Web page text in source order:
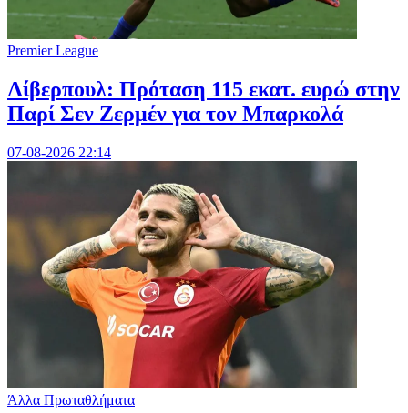
Premier League
Λίβερπουλ: Πρόταση 115 εκατ. ευρώ στην
Παρί Σεν Ζερμέν για τον Μπαρκολά
07-08-2026 22:14
Άλλα Πρωταθλήματα